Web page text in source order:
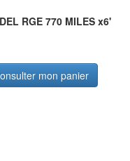
RGE 770 MILES x6'
mon panier